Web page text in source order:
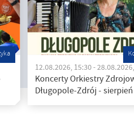
12.08.2026, 15:30 -
Koncerty Orkiestry
Długopole-Zdrój -